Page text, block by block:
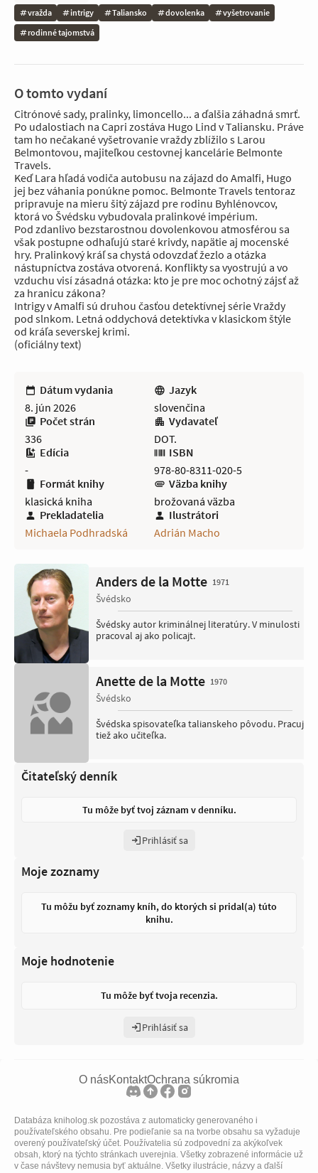
vražda intrigy Taliansko dovolenka
vyšetrovanie
rodinné tajomstvá
O tomto vydaní
Citrónové sady, pralinky, limoncello... a ďalšia záhadná smrť.
Po udalostiach na Capri zostáva Hugo Lind v Taliansku. Práve
tam ho nečakané vyšetrovanie vraždy zblížilo s Larou
Belmontovou, majiteľkou cestovnej kancelárie Belmonte
Travels.
Keď Lara hľadá vodiča autobusu na zájazd do Amalfi, Hugo
jej bez váhania ponúkne pomoc. Belmonte Travels tentoraz
pripravuje na mieru šitý zájazd pre rodinu Byhlénovcov,
ktorá vo Švédsku vybudovala pralinkové impérium.
Pod zdanlivo bezstarostnou dovolenkovou atmosférou sa
však postupne odhaľujú staré krivdy, napätie aj mocenské
hry. Pralinkový kráľ sa chystá odovzdať žezlo a otázka
nástupníctva zostáva otvorená. Konflikty sa vyostrujú a vo
vzduchu visí zásadná otázka: kto je pre moc ochotný zájsť až
za hranicu zákona?
Intrigy v Amalfi sú druhou časťou detektívnej série Vraždy
pod slnkom. Letná oddychová detektívka v klasickom štýle
od kráľa severskej krimi.
(oficiálny text)
Dátum vydania
8. jún 2026
Jazyk
slovenčina
Počet strán
336
Vydavateľ
DOT.
Edícia
-
ISBN
978-80-8311-020-5
Formát knihy
klasická kniha
Väzba knihy
brožovaná väzba
Prekladatelia
Michaela Podhradská
Ilustrátori
Adrián Macho
Anders de la Motte 1971
Švédsko
Švédsky autor kriminálnej literatúry. V minulosti
pracoval aj ako policajt.
Anette de la Motte 1970
Švédsko
Švédska spisovateľka talianskeho pôvodu. Pracuje
tiež ako učiteľka.
Čitateľský denník
Tu môže byť tvoj záznam v denníku.
Prihlásiť sa
Moje zoznamy
Tu môžu byť zoznamy kníh, do ktorých si pridal(a) túto
knihu.
Moje hodnotenie
Tu môže byť tvoja recenzia.
Prihlásiť sa
O násKontaktOchrana súkromia
Databáza kniholog.sk pozostáva z automaticky generovaného i
používateľského obsahu. Pre podieľanie sa na tvorbe obsahu sa vyžaduje
overený používateľský účet. Používatelia sú zodpovední za akýkoľvek
obsah, ktorý na týchto stránkach uverejnia. Všetky zobrazené informácie už
v čase návštevy nemusia byť aktuálne. Všetky ilustrácie, názvy a ďalší